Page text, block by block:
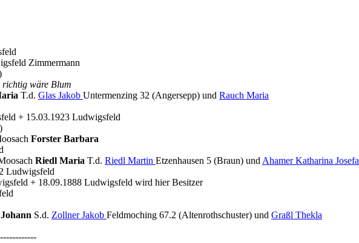
Zimmermann
wäre Blum
T.d. Glas Jakob Untermenzing 32 (Angersepp) und Rauch Maria
+ 15.03.1923 Ludwigsfeld
Forster Barbara
Riedl Maria T.d. Riedl Martin Etzenhausen 5 (Braun) und Ahamer Katharina Josefa
Ludwigsfeld
+ 18.09.1888 Ludwigsfeld wird hier Besitzer
S.d. Zollner Jakob Feldmoching 67.2 (Altenrothschuster) und Graßl Thekla